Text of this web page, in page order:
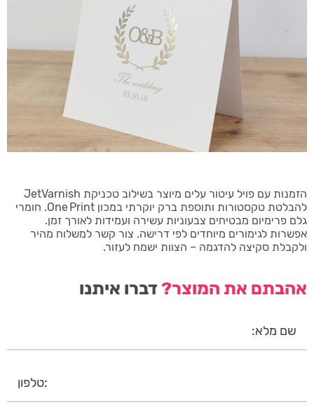
הזמנות עם פויל עיטור עלים מיוצר בשילוב טכניקת JetVarnish
להבלטת טקסטורות ותוספת ברק יוקרתי במכון One Print. חומרי
גלם פרימיום מבטיחים צבעוניות עשירה ועמידות לאורך זמן.
אפשרות לגימורים מיוחדים לפי דרישה. צור קשר למשלוח מהיר
ולקבלת סקיצה להדגמה – הצוות ישמח לעזור.
אהבתם את המוצר?דברו איתנו